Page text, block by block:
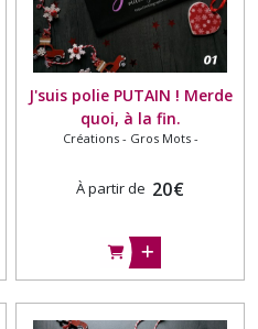
J'suis polie PUTAIN ! Merde
quoi, à la fin.
Créations - Gros Mots -
À partir de 20€